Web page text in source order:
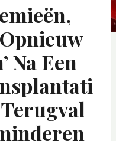
Na Een
Terugval